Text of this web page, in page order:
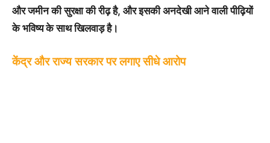
और जमीन की सुरक्षा की रीढ़ है, और इसकी अनदेखी आने वाली पीढ़ियों
के भविष्य के साथ खिलवाड़ है।
केंद्र और राज्य सरकार पर लगाए सीधे आरोप